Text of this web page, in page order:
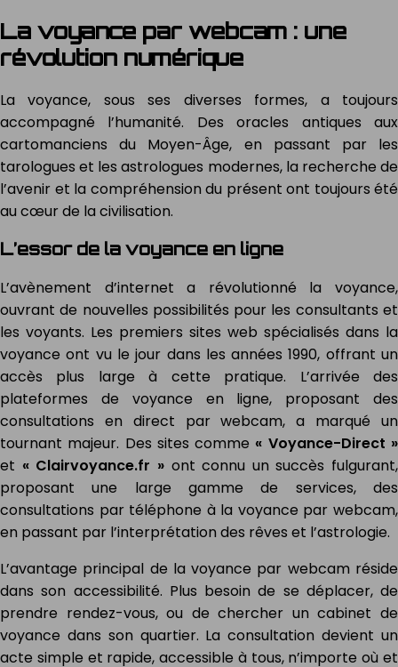
La voyance par webcam : une
révolution numérique
La voyance, sous ses diverses formes, a toujours
accompagné l’humanité. Des oracles antiques aux
cartomanciens du Moyen-Âge, en passant par les
tarologues et les astrologues modernes, la recherche de
l’avenir et la compréhension du présent ont toujours été
au cœur de la civilisation.
L’essor de la voyance en ligne
L’avènement d’internet a révolutionné la voyance,
ouvrant de nouvelles possibilités pour les consultants et
les voyants. Les premiers sites web spécialisés dans la
voyance ont vu le jour dans les années 1990, offrant un
accès plus large à cette pratique. L’arrivée des
plateformes de voyance en ligne, proposant des
consultations en direct par webcam, a marqué un
tournant majeur. Des sites comme « Voyance-Direct »
et « Clairvoyance.fr » ont connu un succès fulgurant,
proposant une large gamme de services, des
consultations par téléphone à la voyance par webcam,
en passant par l’interprétation des rêves et l’astrologie.
L’avantage principal de la voyance par webcam réside
dans son accessibilité. Plus besoin de se déplacer, de
prendre rendez-vous, ou de chercher un cabinet de
voyance dans son quartier. La consultation devient un
acte simple et rapide, accessible à tous, n’importe où et